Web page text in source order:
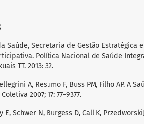
Saúde, Secretaria de Gestão Estratégica
Política Nacional de Saúde
TT. 2013: 32.
A, Resumo F, Buss PM, Filho AP. A
2007; 17: 77–9377.
E, Schwer N, Burgess D, Call K,